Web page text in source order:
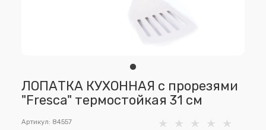
ЛОПАТКА КУХОННАЯ с прорезями
"Fresca" термостойкая 31 см
Артикул: 84557